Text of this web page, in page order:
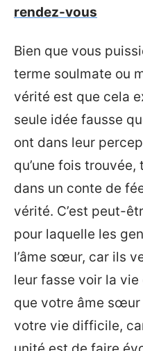
rendez-vous
Bien que vous
terme soulmate ou
vérité est que cela
seule idée fausse
ont dans leur
qu’une fois
dans un conte de
vérité. C’est peut-
pour laquelle les
l’âme sœur, car ils
leur fasse voir la
que votre âme
votre vie difficile,